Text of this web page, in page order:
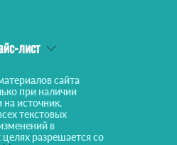
лист
сайта
при наличии
на источник.
текстовых
в
разрешается со